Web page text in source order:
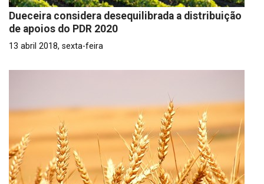
Dueceira considera desequilibrada a distribuição
de apoios do PDR 2020
13 abril 2018, sexta-feira